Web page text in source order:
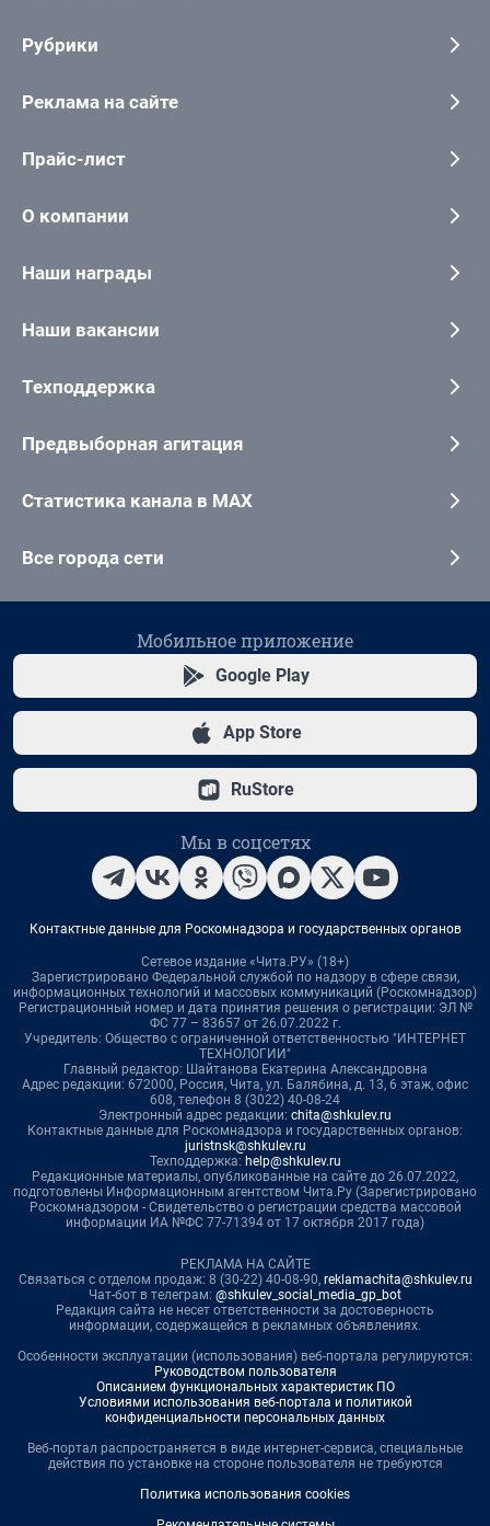
Рубрики
Реклама на сайте
Прайс-лист
О компании
Наши награды
Наши вакансии
Техподдержка
Предвыборная агитация
Статистика канала в MAX
Все города сети
Мобильное приложение
Google Play
App Store
RuStore
Мы в соцсетях
Контактные данные для Роскомнадзора и государственных органов
Сетевое издание «Чита.РУ» (18+)
Зарегистрировано Федеральной службой по надзору в сфере связи,
информационных технологий и массовых коммуникаций (Роскомнадзор)
Регистрационный номер и дата принятия решения о регистрации: ЭЛ №
ФС 77 – 83657 от 26.07.2022 г.
Учредитель: Общество с ограниченной ответственностью "ИНТЕРНЕТ
ТЕХНОЛОГИИ"
Главный редактор: Шайтанова Екатерина Александровна
Адрес редакции: 672000, Россия, Чита, ул. Балябина, д. 13, 6 этаж, офис
608, телефон 8 (3022) 40-08-24
Электронный адрес редакции: chita@shkulev.ru
Контактные данные для Роскомнадзора и государственных органов:
juristnsk@shkulev.ru
Техподдержка: help@shkulev.ru
Редакционные материалы, опубликованные на сайте до 26.07.2022,
подготовлены Информационным агентством Чита.Ру (Зарегистрировано
Роскомнадзором - Свидетельство о регистрации средства массовой
информации ИА №ФС 77-71394 от 17 октября 2017 года)
РЕКЛАМА НА САЙТЕ
Связаться с отделом продаж: 8 (30-22) 40-08-90, reklamachita@shkulev.ru
Чат-бот в телеграм: @shkulev_social_media_gp_bot
Редакция сайта не несет ответственности за достоверность
информации, содержащейся в рекламных объявлениях.
Особенности эксплуатации (использования) веб-портала регулируются:
Руководством пользователя
Описанием функциональных характеристик ПО
Условиями использования веб-портала и политикой
конфиденциальности персональных данных
Веб-портал распространяется в виде интернет-сервиса, специальные
действия по установке на стороне пользователя не требуются
Политика использования cookies